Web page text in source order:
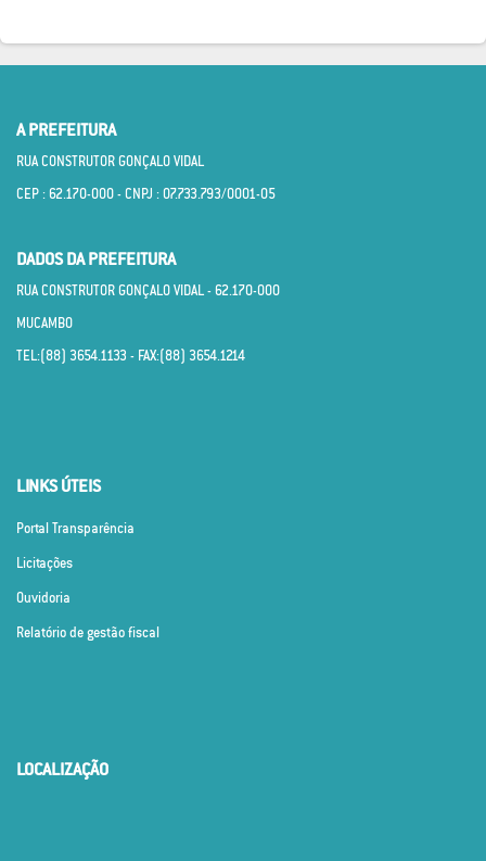
A PREFEITURA
RUA CONSTRUTOR GONÇALO VIDAL
CEP : 62.170­-000 - CNPJ : 07.733.793/0001­-05
DADOS DA PREFEITURA
RUA CONSTRUTOR GONÇALO VIDAL - 62.170­-000
MUCAMBO
TEL:(88) 3654.1133 - FAX:(88) 3654.1214
LINKS ÚTEIS
Portal Transparência
Licitações
Ouvidoria
Relatório de gestão fiscal
LOCALIZAÇÃO